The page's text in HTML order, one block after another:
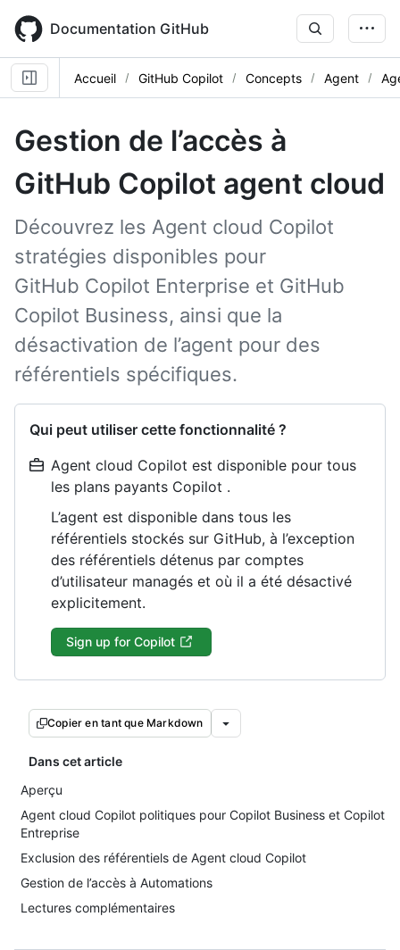
main
content
Documentation GitHub
Accueil GitHub Copilot Concepts Agent
Gestion de l’accès à
GitHub Copilot agent cloud
Découvrez les Agent cloud Copilot
stratégies disponibles pour
GitHub Copilot Enterprise et GitHub
Copilot Business, ainsi que la
désactivation de l’agent pour des
référentiels spécifiques.
Qui peut utiliser cette fonctionnalité ?
Agent cloud Copilot est disponible pour tous
les plans payants Copilot .
L’agent est disponible dans tous les
référentiels stockés sur GitHub, à l’exception
des référentiels détenus par comptes
d’utilisateur managés et où il a été désactivé
explicitement.
Sign up for Copilot
Copier en tant que Markdown
Dans cet article
Aperçu
Agent cloud Copilot politiques pour Copilot Business et Copilot
Entreprise
Exclusion des référentiels de Agent cloud Copilot
Gestion de l’accès à Automations
Lectures complémentaires